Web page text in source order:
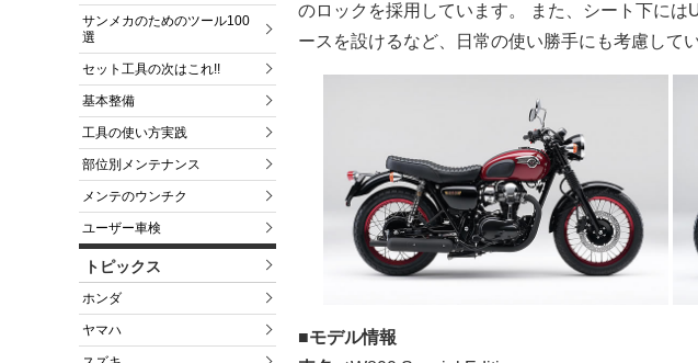
サンメカのためのツール100
選
セット工具の次はこれ!!
基本整備
工具の使い方実践
部位別メンテナンス
メンテのウンチク
ユーザー車検
トピックス
ホンダ
ヤマハ
のロックを採用しています。 また、シート下に
ースを設けるなど、日常の使い勝手にも考慮してい
■モデル情報